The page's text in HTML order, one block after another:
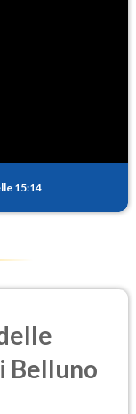
15:14
Belluno